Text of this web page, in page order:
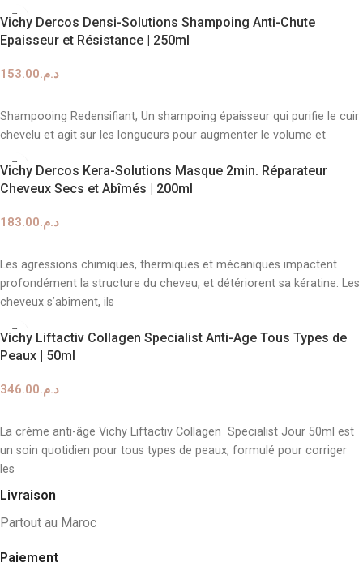
Vichy Dercos Densi-Solutions Shampoing Anti-Chute
Epaisseur et Résistance | 250ml
د.م.153.00
Shampooing Redensifiant, Un shampoing épaisseur qui purifie le cuir
chevelu et agit sur les longueurs pour augmenter le volume et
Vichy Dercos Kera-Solutions Masque 2min. Réparateur
Cheveux Secs et Abîmés | 200ml
د.م.183.00
Les agressions chimiques, thermiques et mécaniques impactent
profondément la structure du cheveu, et détériorent sa kératine. Les
cheveux s’abîment, ils
Vichy Liftactiv Collagen Specialist Anti-Age Tous Types de
Peaux | 50ml
د.م.346.00
La crème anti-âge Vichy Liftactiv Collagen Specialist Jour 50ml est
un soin quotidien pour tous types de peaux, formulé pour corriger
les
Livraison
Partout au Maroc
Paiement